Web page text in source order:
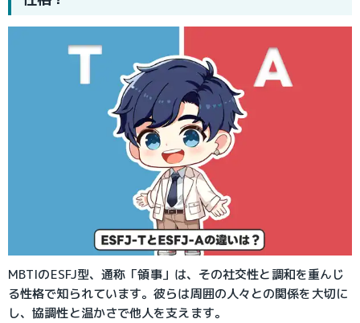
MBTIのESFJ型、通称「領事」は、その社交性と調和を重んじ
る性格で知られています。彼らは周囲の人々との関係を大切に
し、協調性と温かさで他人を支えます。